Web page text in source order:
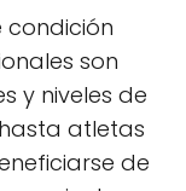
condición
son
y niveles de
atletas
de